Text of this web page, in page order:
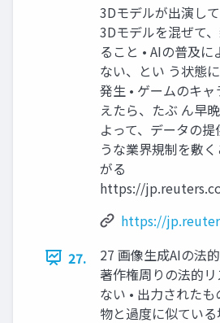
3Dモデルが出演し
3Dモデルを混ぜて
ること • AIの普及
ない、とい う状態
発生 • ゲームのキ
えたら、たぶ ん早
よって、データの
うな業界規制を敷
がる
https://
https://
27.
27 画像生成AIの法
著作権周りの法的
ない • 出力された
物と過度に似てい